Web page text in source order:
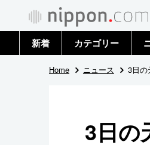
新着 カテゴリー
政治・外交
国際
Home ニュース 3日の
3日の